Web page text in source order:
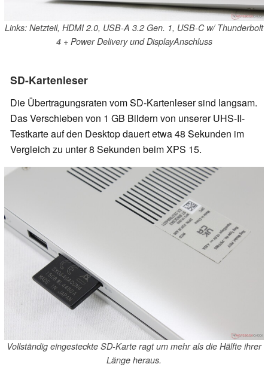
Links: Netzteil, HDMI 2.0, USB-A 3.2 Gen. 1, USB-C w/ Thunderbolt
4 + Power Delivery und DisplayAnschluss
SD-Kartenleser
Die Übertragungsraten vom SD-Kartenleser sind langsam.
Das Verschieben von 1 GB Bildern von unserer UHS-II-
Testkarte auf den Desktop dauert etwa 48 Sekunden im
Vergleich zu unter 8 Sekunden beim XPS 15.
Vollständig eingesteckte SD-Karte ragt um mehr als die Hälfte ihrer
Länge heraus.